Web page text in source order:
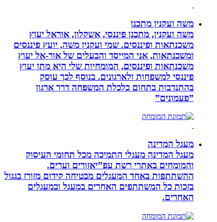
משה ועקנין מתכנן
משה ועקנין, מתכנן פיננסי, אשקלון, אוראל יעוץ
משכנתאות ופיננסים. שמי ועקנין משה, יועץ פיננסים
ומשכנתאות, אני המייסד והבעלים של אור-אל יעוץ
משכנתאות ופיננסים, המומחיות שלי היא מתן יעוץ
פיננסי למשפחות ולארגונים. בנוסף לכך עוסק
בהתנדבות בתחום כלכלת המשפחה דרך ארגון
”פעמונים”
מעגל המדינה
מעגל המדינה מעגלי התמיכה מכל תחומי העיסוק
והמומחים באתרי רשת עפ”יאזורים וערים.
ההשתתפות באחד המעגלים מבטיחה קידום מזורז בגגול
בזכות כל המשתתפים האחרים במעגל ובמעגלים
האחרים.